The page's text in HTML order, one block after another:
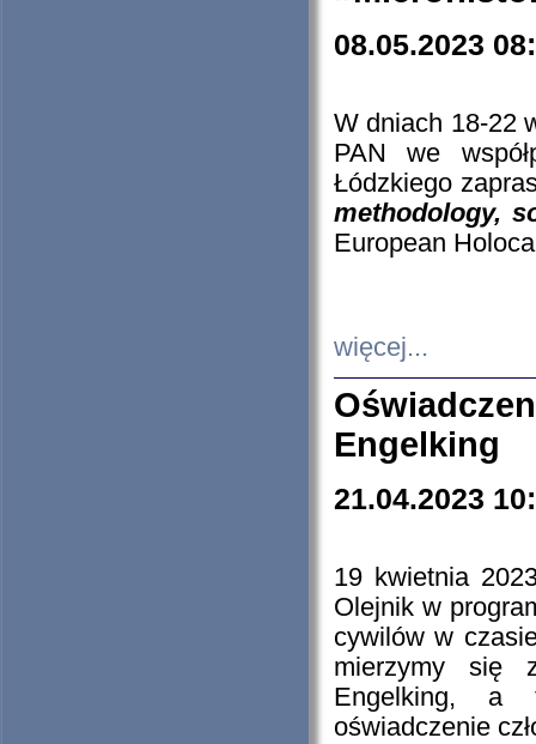
08.05.2023
W dniach 18-22
PAN we
Łódzkiego
methodology,
European
więcej...
Engelking
21.04.2023
19 kwietnia
Olejnik w
cywilów w
mierzymy się
Engelking, a
oświadczenie